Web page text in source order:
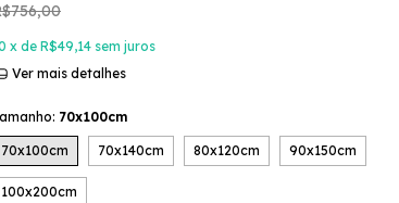
x de R$49,14 sem juros
Ver mais detalhes
70x100cm
70x100cm 70x140cm 80x120cm 90x150cm
100x200cm